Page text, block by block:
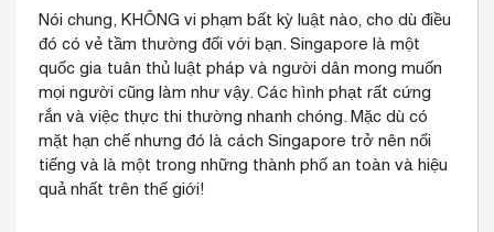
Nói chung, KHÔNG vi phạm bất kỳ luật nào, cho dù điều
đó có vẻ tầm thường đối với bạn. Singapore là một
quốc gia tuân thủ luật pháp và người dân mong muốn
mọi người cũng làm như vậy. Các hình phạt rất cứng
rắn và việc thực thi thường nhanh chóng. Mặc dù có
mặt hạn chế nhưng đó là cách Singapore trở nên nổi
tiếng và là một trong những thành phố an toàn và hiệu
quả nhất trên thế giới!